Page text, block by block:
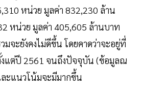
หน่วย มูลค่า 832,230 ล้าน
หน่วย มูลค่า 405,605 ล้านบาท
มจะยังคงไม่ดีขึ้น โดยคาดว่าจะอยู่ที่
แต่ปี 2561 จนถึงปัจจุบัน (ข้อมูลณ
ะแนวโน้มจะมีมากขึ้น